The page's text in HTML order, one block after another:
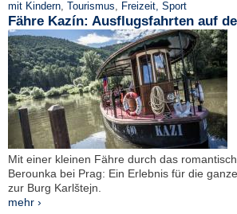
mit Kindern, Tourismus, Freizeit, Sport
Fähre Kazín: Ausflugsfahrten auf
Mit einer kleinen Fähre durch das
Berounka bei Prag: Ein Erlebnis für die
zur Burg Karlštejn.
mehr ›